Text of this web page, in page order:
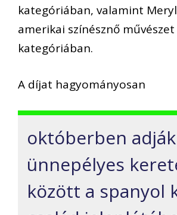
kategóriában, valamint
amerikai színésznő művészet
kategóriában.
A díjat hagyományosan
októberben
ünnepélyes
között a spanyol